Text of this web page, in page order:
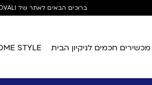
ברוכים הבאים לאתר של OVALI
מכשירים חכמים לניקיון הבית STYLE